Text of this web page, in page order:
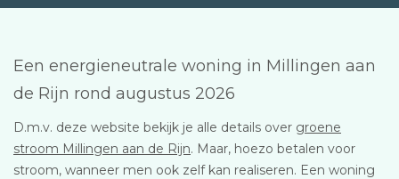
Een energieneutrale woning in Millingen aan
de Rijn rond augustus 2026
D.m.v. deze website bekijk je alle details over groene
stroom Millingen aan de Rijn. Maar, hoezo betalen voor
stroom, wanneer men ook zelf kan realiseren. Een woning